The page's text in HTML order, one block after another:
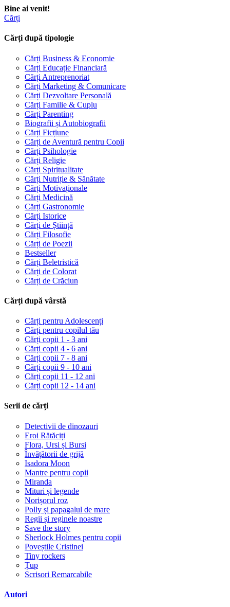
Bine ai venit!
Cărți
Cărți după tipologie
Cărți Business & Economie
Cărți Educație Financiară
Cărți Antreprenoriat
Cărți Marketing & Comunicare
Cărți Dezvoltare Personală
Cărți Familie & Cuplu
Cărți Parenting
Biografii și Autobiografii
Cărți Ficțiune
Cărți de Aventură pentru Copii
Cărți Psihologie
Cărți Religie
Cărți Spiritualitate
Cărți Nutriție & Sănătate
Cărți Motivaționale
Cărți Medicină
Cărți Gastronomie
Cărți Istorice
Cărți de Știință
Cărți Filosofie
Cărți de Poezii
Bestseller
Cărți Beletristică
Cărți de Colorat
Cărți de Crăciun
Cărți după vârstă
Cărți pentru Adolescenți
Cărți pentru copilul tău
Cărți copii 1 - 3 ani
Cărți copii 4 - 6 ani
Cărți copii 7 - 8 ani
Cărți copii 9 - 10 ani
Cărți copii 11 - 12 ani
Cărți copii 12 - 14 ani
Serii de cărți
Detectivii de dinozauri
Eroi Rătăciți
Flora, Ursi și Bursi
Învățătorii de grijă
Isadora Moon
Mantre pentru copii
Miranda
Mituri și legende
Norișorul roz
Polly și papagalul de mare
Regii și reginele noastre
Save the story
Sherlock Holmes pentru copii
Poveștile Cristinei
Tiny rockers
Țup
Scrisori Remarcabile
Autori